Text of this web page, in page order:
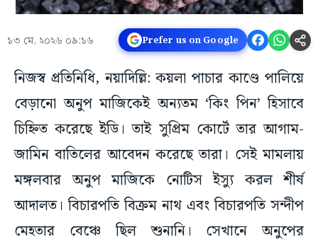
১৩ মে, ২০২৬ ০৯:১৬ Prefer us on Google
নিজস্ব প্রতিনিধি, নয়াদিল্লি: কয়লা পাচার কাণ্ডে পালিয়ে
বেড়ানো অনুপ মাজিকেই অন্যতম ‘কিং পিন’ হিসাবে
চিহ্নিত করেছে ইডি। তাই সুপ্রিম কোর্টে তার আগাম-
জামিন বাতিলের আবেদন করেছে তারা। সেই মামলায়
মঙ্গলবার অনুপ মাজিকে নোটিস ইস্যু করল শীর্ষ
আদালত। বিচারপতি বিক্রম নাথ এবং বিচারপতি সন্দীপ
মেহতার বেঞ্চে ছিল শুনানি। সেখানে অনুপের